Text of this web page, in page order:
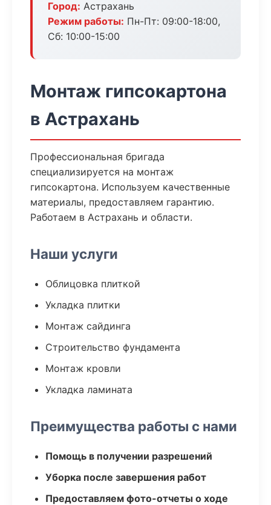
Город: Астрахань
Режим работы: Пн-Пт: 09:00-18:00,
Сб: 10:00-15:00
Монтаж гипсокартона
в Астрахань
Профессиональная бригада
специализируется на монтаж
гипсокартона. Используем качественные
материалы, предоставляем гарантию.
Работаем в Астрахань и области.
Наши услуги
Облицовка плиткой
Укладка плитки
Монтаж сайдинга
Строительство фундамента
Монтаж кровли
Укладка ламината
Преимущества работы с нами
Помощь в получении разрешений
Уборка после завершения работ
Предоставляем фото-отчеты о ходе